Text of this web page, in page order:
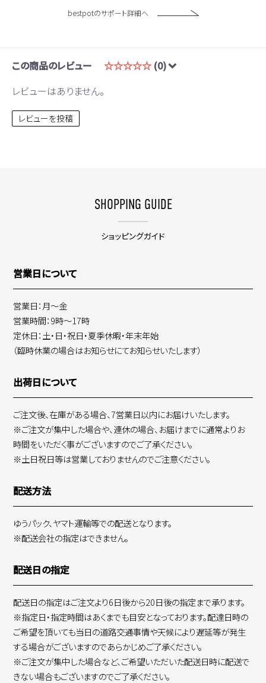
bestpotのサポート詳細へ
この商品のレビュー ☆☆☆☆☆ (0)
レビューはありません。
レビューを投稿
SHOPPING GUIDE
ショッピングガイド
営業日について
営業日：月～金
営業時間：9時～17時
定休日：土・日・祝日・夏季休暇・年末年始
（臨時休業の場合はお知らせにてお知らせいたします）
出荷日について
ご注文後、在庫がある場合、7営業日以内にお届けいたします。
※ご注文が集中した場合や、連休の場合、お届けまでに通常よりお
時間をいただく事がございますのでご了承ください。
※土日祝日等は営業しておりませんのでご注意ください。
配送方法
ゆうパック、ヤマト運輸等での配送となります。
※配送会社の指定はできません。
配送日の指定
配送日の指定はご注文より6日後から20日後の指定まで承ります。
※指定日・指定時間はあくまでも目安となっております。配達日時の
ご希望を頂いても当日の道路交通事情や天候により遅延等が発生
する場合がございますのであらかじめご了承ください。
※ご注文が集中した場合など、ご希望いただいた配送日時に配送で
きない場合もございますのでご了承ください。